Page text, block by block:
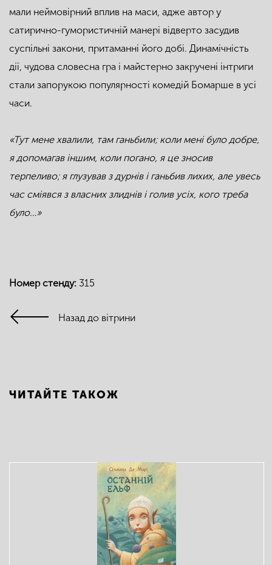
мали неймовірний вплив на маси, адже автор у
сатирично-гумористичній манері відверто засудив
суспільні закони, притаманні його добі. Динамічність
дії, чудова словесна гра і майстерно закручені інтриги
стали запорукою популярності комедій Бомарше в усі
часи.
«Тут мене хвалили, там ганьбили; коли мені було добре,
я допомагав іншим, коли погано, я це зносив
терпеливо; я глузував з дурнів і ганьбив лихих, але увесь
час сміявся з власних злиднів і голив усіх, кого треба
було…»
Номер стенду: 315
Назад до вітрини
ЧИТАЙТЕ ТАКОЖ